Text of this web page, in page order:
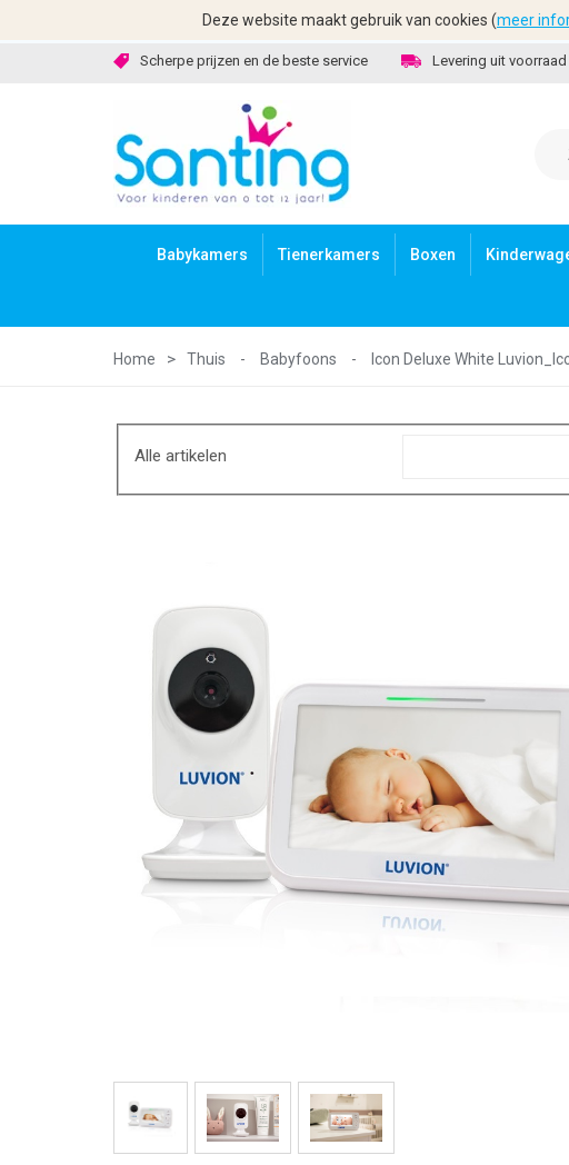
Scherpe prijzen en de beste service Levering uit voorraad
Babykamers Tienerkamers Boxen
Home Thuis - Babyfoons - Icon Deluxe White
Alle artikelen
Deze website maakt gebruik van cookies (meer